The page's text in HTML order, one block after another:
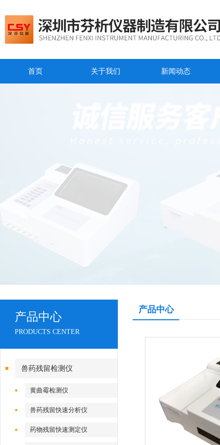
首页 关于我们 新闻动态
产品中心
PRODUCTS CENTER
兽药残留检测仪
黄曲霉检测仪
兽药残留快速分析仪
药物残留快速测定仪
产品中心